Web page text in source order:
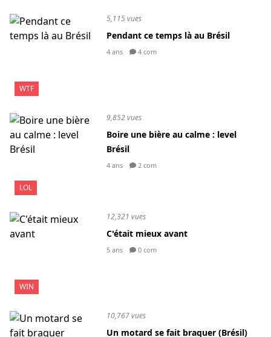
WTF
5,115 vues
Pendant ce temps là au Brésil
4 ans 4 com
LOL
9,852 vues
Boire une bière au calme : level
Brésil
4 ans 2 com
WIN
12,321 vues
C'était mieux avant
5 ans 0 com
10,767 vues
Un motard se fait braquer (Brésil)